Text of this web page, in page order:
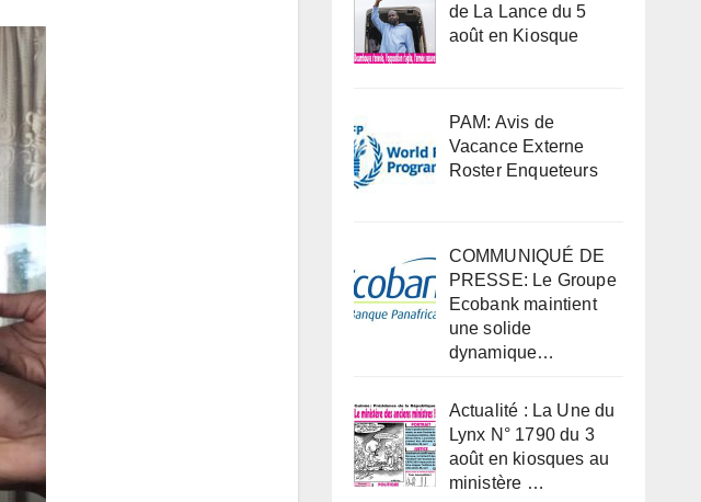
de La Lance du 5
août en Kiosque
PAM: Avis de
Vacance Externe
Roster Enqueteurs
COMMUNIQUÉ DE
PRESSE: Le Groupe
Ecobank maintient
une solide
dynamique…
Actualité : La Une du
Lynx N° 1790 du 3
août en kiosques au
ministère …